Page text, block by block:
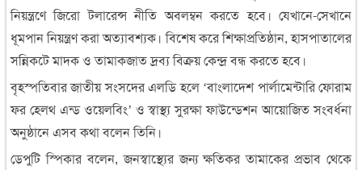
নিয়ন্ত্রণে জিরো টলারেন্স নীতি অবলম্বন করতে হবে। যেখানে-সেখানে
ধূমপান নিয়ন্ত্রণ করা অত্যাবশ্যক। বিশেষ করে শিক্ষাপ্রতিষ্ঠান, হাসপাতালের
সন্নিকটে মাদক ও তামাকজাত দ্রব্য বিক্রয় কেন্দ্র বন্ধ করতে হবে।
বৃহস্পতিবার জাতীয় সংসদের এলডি হলে ‘বাংলাদেশ পার্লামেন্টারি ফোরাম
ফর হেলথ এন্ড ওয়েলবিং’ ও স্বাস্থ্য সুরক্ষা ফাউন্ডেশন আয়োজিত সংবর্ধনা
অনুষ্ঠানে এসব কথা বলেন তিনি।
ডেপুটি স্পিকার বলেন, জনস্বাস্থ্যের জন্য ক্ষতিকর তামাকের প্রভাব থেকে